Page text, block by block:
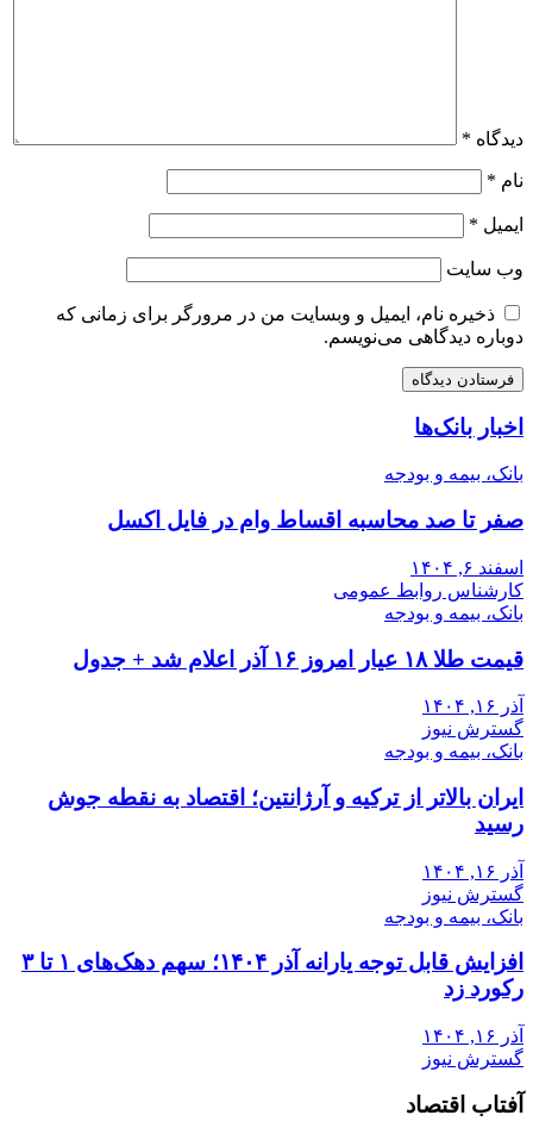
دیدگاه *
نام *
ایمیل *
وب‌ سایت
ذخیره نام، ایمیل و وبسایت من در مرورگر برای زمانی که
دوباره دیدگاهی می‌نویسم.
اخبار بانک‌ها
بانک، بیمه و بودجه
صفر تا صد محاسبه اقساط وام در فایل اکسل
اسفند ۶, ۱۴۰۴
کارشناس روابط عمومی
بانک، بیمه و بودجه
قیمت طلا ۱۸ عیار امروز ۱۶ آذر اعلام شد + جدول
آذر ۱۶, ۱۴۰۴
گسترش نیوز
بانک، بیمه و بودجه
ایران بالاتر از ترکیه و آرژانتین؛ اقتصاد به نقطه جوش
رسید
آذر ۱۶, ۱۴۰۴
گسترش نیوز
بانک، بیمه و بودجه
افزایش قابل توجه یارانه آذر ۱۴۰۴؛ سهم دهک‌های ۱ تا ۳
رکورد زد
آذر ۱۶, ۱۴۰۴
گسترش نیوز
آفتاب اقتصاد